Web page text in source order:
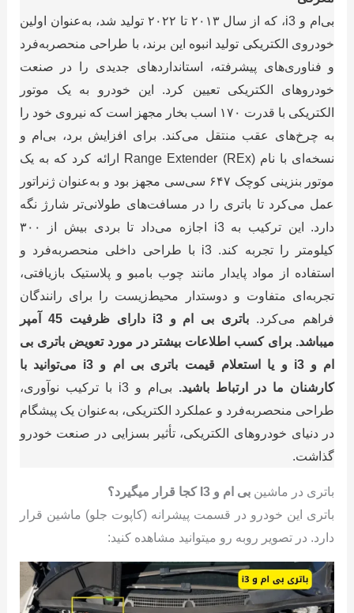
بی‌ام‌ و i3، که از سال ۲۰۱۳ تا ۲۰۲۲ تولید شد، به‌عنوان اولین
خودروی الکتریکی تولید انبوه این برند، با طراحی منحصربه‌فرد
و فناوری‌های پیشرفته، استانداردهای جدیدی را در صنعت
خودروهای الکتریکی تعیین کرد. این خودرو به یک موتور
الکتریکی با قدرت ۱۷۰ اسب بخار مجهز است که نیروی خود را
به چرخ‌های عقب منتقل می‌کند. برای افزایش برد، بی‌ام‌ و
نسخه‌ای با نام Range Extender (REx) ارائه کرد که به یک
موتور بنزینی کوچک ۶۴۷ سی‌سی مجهز بود و به‌عنوان ژنراتور
عمل می‌کرد تا باتری را در مسافت‌های طولانی‌تر شارژ نگه
دارد. این ترکیب به i3 اجازه می‌داد تا بردی بیش از ۳۰۰
کیلومتر را تجربه کند. i3 با طراحی داخلی منحصربه‌فرد و
استفاده از مواد پایدار مانند چوب بامبو و پلاستیک بازیافتی،
تجربه‌ای متفاوت و دوستدار محیط‌زیست را برای رانندگان
فراهم می‌کرد.
باتری بی ام و i3 دارای ظرفیت 45 آمپر
میباشد. برای کسب اطلاعات بیشتر در مورد تعویض باتری بی
ام و i3 و یا استعلام قیمت باتری بی ام و i3 می‌توانید با
کارشنان ما در ارتباط باشید.
بی‌ام‌ و i3 با ترکیب نوآوری،
طراحی منحصربه‌فرد و عملکرد الکتریکی، به‌عنوان یک پیشگام
در دنیای خودروهای الکتریکی، تأثیر بسزایی در صنعت خودرو
گذاشت.
باتری در ماشین بی ام و I3 کجا قرار میگیرد؟
باتری این خودرو در قسمت پیشرانه (کاپوت جلو) ماشین قرار
دارد. در تصویر روبه رو میتوانید مشاهده کنید: